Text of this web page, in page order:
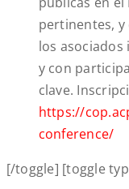
pertinentes,
los
y con
clave.
https://
conference/
[/toggle] [toggle